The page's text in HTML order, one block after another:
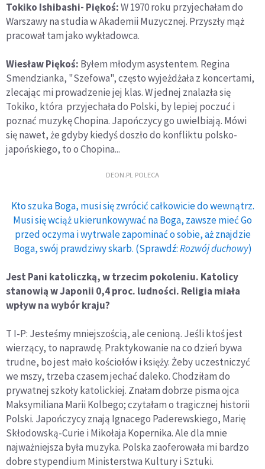
Tokiko Ishibashi- Piękoś:W 1970 roku przyjechałam do
Warszawy na studia w Akademii Muzycznej. Przyszły mąż
pracował tam jako wykładowca.
Wiesław Piękoś: Byłem młodym asystentem. Regina
Smendzianka, "Szefowa", często wyjeżdżała z koncertami,
zlecając mi prowadzenie jej klas. W jednej znalazła się
Tokiko, która przyjechała do Polski, by lepiej poczuć i
poznać muzykę Chopina. Japończycy go uwielbiają. Mówi
się nawet, że gdyby kiedyś doszło do konfliktu polsko-
japońskiego, to o Chopina...
DEON.PL POLECA
Kto szuka Boga, musi się zwrócić całkowicie do wewnątrz.
Musi się wciąż ukierunkowywać na Boga, zawsze mieć Go
przed oczyma i wytrwale zapominać o sobie, aż znajdzie
Boga, swój prawdziwy skarb. (Sprawdź:Rozwój duchowy)
Jest Pani katoliczką, w trzecim pokoleniu. Katolicy
stanowią w Japonii 0,4 proc. ludności. Religia miała
wpływ na wybór kraju?
T I-P: Jesteśmy mniejszością, ale cenioną. Jeśli ktoś jest
wierzący, to naprawdę. Praktykowanie na co dzień bywa
trudne, bo jest mało kościołów i księży. Żeby uczestniczyć
we mszy, trzeba czasem jechać daleko. Chodziłam do
prywatnej szkoły katolickiej. Znałam dobrze pisma ojca
Maksymiliana Marii Kolbego; czytałam o tragicznej historii
Polski. Japończycy znają Ignacego Paderewskiego, Marię
Skłodowską-Curie i Mikołaja Kopernika. Ale dla mnie
najważniejsza była muzyka. Polska zaoferowała mi bardzo
dobre stypendium Ministerstwa Kultury i Sztuki.